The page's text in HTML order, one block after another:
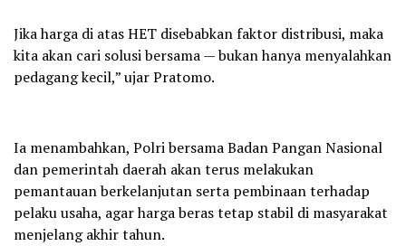
Jika harga di atas HET disebabkan faktor distribusi, maka
kita akan cari solusi bersama — bukan hanya menyalahkan
pedagang kecil,” ujar Pratomo.
Ia menambahkan, Polri bersama Badan Pangan Nasional
dan pemerintah daerah akan terus melakukan
pemantauan berkelanjutan serta pembinaan terhadap
pelaku usaha, agar harga beras tetap stabil di masyarakat
menjelang akhir tahun.